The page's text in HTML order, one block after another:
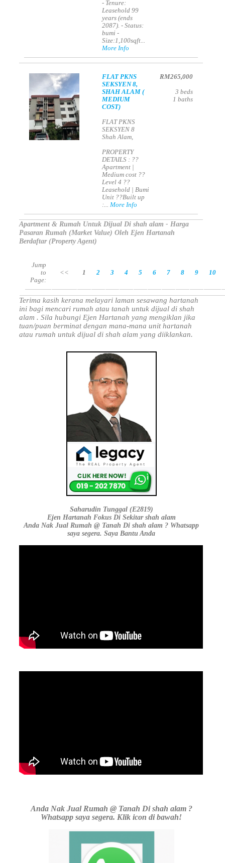
- Tenure:
Leasehold 99
years (ends
2087). - Status:
bumi -
Size:1,100sqft...
More Info
FLAT PKNS
SEKSYEN 8,
SHAH ALAM (
MEDIUM
COST)
FLAT PKNS
SEKSYEN 8
Shah Alam,
PROPERTY
DETAILS : ??
Apartment |
Medium cost ??
Level 4 ??
Leasehold | Bumi
Unit ??Built up
:...More Info
RM265,000
3 beds
1 baths
Apartment & Rumah Untuk Dijual Di shah alam - Harga
Pasaran Rumah (Market Value) Oleh Ejen Hartanah
Berdaftar (Property Agent)
Jump
to
Page:
<< 1 2 3 4 5 6 7 8 9 10
Terima kasih kerana melayari laman sesawang hartanah
ini bagi mencari rumah atau tanah untuk dijual di shah
alam . Sila hubungi Ejen Hartanah yang mengiklan jika
tuan/puan berminat dengan mana-mana unit hartanah
atau rumah untuk dijual di shah alam yang diiklankan.
Saharudin Tunggal (E2819)
Ejen Hartanah Fokus Di Sekitar shah alam
Anda Nak Jual Rumah @ Tanah Di shah alam ? Whatsapp
saya segera. Saya Bantu Anda
Anda Nak Jual Rumah @ Tanah Di shah alam ?
Whatsapp saya segera. Klik icon di bawah!